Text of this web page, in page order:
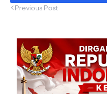
Previous Post